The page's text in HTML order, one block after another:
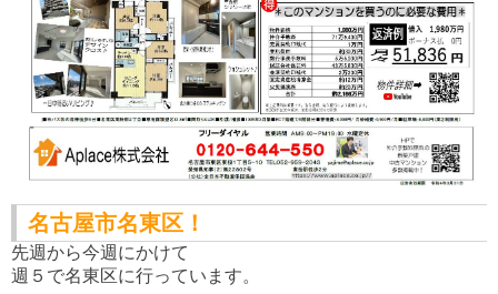
名古屋市名東区！
先週から今週にかけて
週５で名東区に行っています。